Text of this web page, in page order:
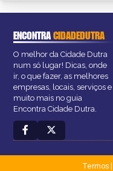
ENCONTRACIDADEDUTRA
O melhor da Cidade Dutra
num só lugar! Dicas, onde
ir, o que fazer, as melhores
empresas, locais, serviços e
muito mais no guia
Encontra Cidade Dutra.
Termos|